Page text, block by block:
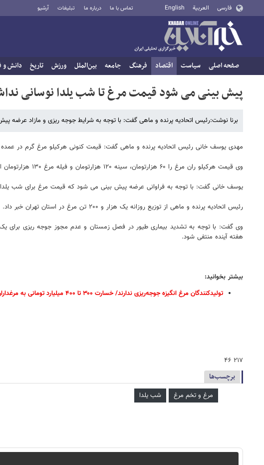
فارسی العربية English تماس با ما درباره ما تبلیغات آرشیو
صفحه اصلی سیاست اقتصاد فرهنگ جامعه بین‌الملل ورزش تاریخ دانش و
پیش بینی می شود قیمت مرغ تا شب یلدا نوسانی
برنا نوشت:رئیس اتحادیه پرنده و ماهی گفت: با توجه به شرایط جوجه ریزی و مازاد عرضه
مهدی یوسف خانی رئیس اتحادیه پرنده و ماهی گفت: قیمت کنونی هرکیلو مرغ گرم در عمده فروشی ۵۴ هزار تومان و خرده فروشی ۶۰ تا ۶۳
وی قیمت هرکیلو ران مرغ را ۶۰ هزارتومان، سینه ۱۲۰ هزارتومان و فیله مرغ ۱۳۰ هزارتومان اعلام کرد.
یوسف خانی گفت: با توجه به فراوانی عرضه پیش بینی می شود که قیمت مرغ برای شب یلدا
رئیس اتحادیه پرنده و ماهی از توزیع روزانه یک هزار و ۲۰۰ تن مرغ در استان تهران خبر داد.
هفته آینده منتفی شود.
بیشتر بخوانید:
تولیدکنندگان مرغ انگیزه جوجه‌ریزی ندارند/ خسارت ۳۰۰ تا ۴۰۰ میلیارد تومانی به مرغداران در دو ماه
۲۱۷ ۴۶
برچسب‌ها
مرغ و تخم مرغ شب یلدا